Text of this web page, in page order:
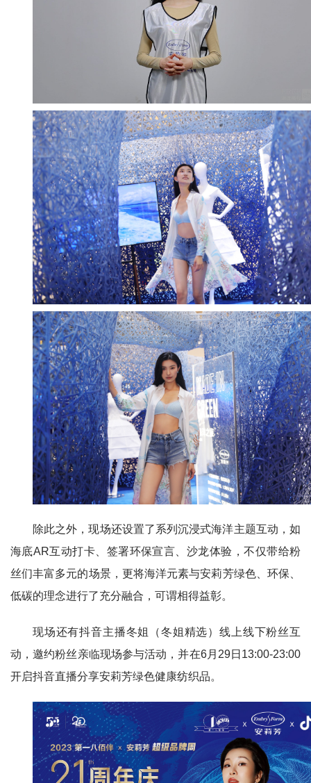
除此之外，现场还设置了系列沉浸式海洋主题互动，如
海底AR互动打卡、签署环保宣言、沙龙体验，不仅带给粉
丝们丰富多元的场景，更将海洋元素与安莉芳绿色、环保、
低碳的理念进行了充分融合，可谓相得益彰。
现场还有抖音主播冬姐（冬姐精选）线上线下粉丝互
动，邀约粉丝亲临现场参与活动，并在6月29日13:00-23:00
开启抖音直播分享安莉芳绿色健康纺织品。